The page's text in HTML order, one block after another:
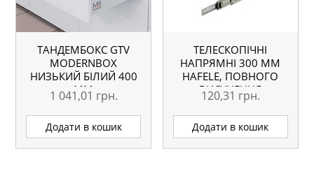
ТАНДЕМБОКС GTV
MODERNBOX
НИЗЬКИЙ БІЛИЙ 400
ММ
1 041,01 грн.
Додати в кошик
ТЕЛЕСКОПІЧНІ
НАПРЯМНІ 300 ММ
HAFELE, ПОВНОГО
ВИСУНЕННЯ
120,31 грн.
Додати в кошик